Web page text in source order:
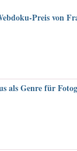
Preis von
als Genre für